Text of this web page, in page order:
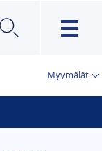
×
Myymälät